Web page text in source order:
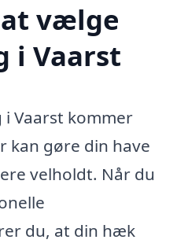
at vælge
i Vaarst
Vaarst kommer
kan gøre din have
velholdt. Når du
du, at din hæk